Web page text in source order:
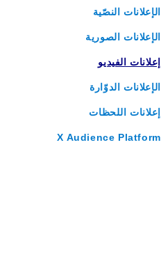
الإعلانات النصّية
الإعلانات الصورية
إعلانات الفيديو
الإعلانات الدوّارة
إعلانات اللحظات
X Audience Platform